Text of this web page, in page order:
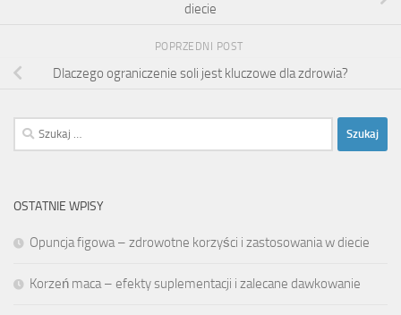
diecie
POPRZEDNI POST
Dlaczego ograniczenie soli jest kluczowe dla zdrowia?
Szukaj:
OSTATNIE WPISY
Opuncja figowa – zdrowotne korzyści i zastosowania w diecie
Korzeń maca – efekty suplementacji i zalecane dawkowanie